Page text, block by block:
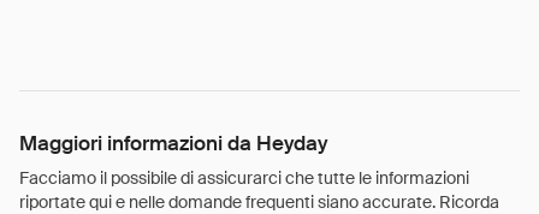
Maggiori informazioni da Heyday
Facciamo il possibile di assicurarci che tutte le informazioni
riportate qui e nelle domande frequenti siano accurate. Ricorda